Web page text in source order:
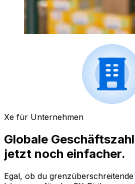
Xe für Unternehmen
Globale
jetzt noch einfacher.
Egal, ob du